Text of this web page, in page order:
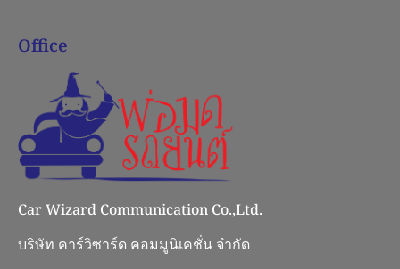
Office
Car Wizard Communication Co.,Ltd.
บริษัท คาร์วิซาร์ด คอมมูนิเคชั่น จำกัด